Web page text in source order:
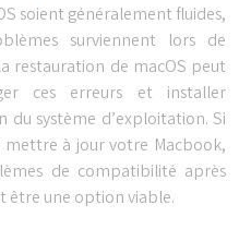
soient généralement fluides,
surviennent lors de
restauration de macOS peut
ces erreurs et installer
système d’exploitation. Si
mettre à jour votre Macbook,
de compatibilité après
être une option viable.